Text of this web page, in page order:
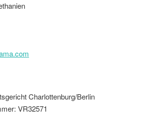
Charlottenburg/Berlin
VR32571